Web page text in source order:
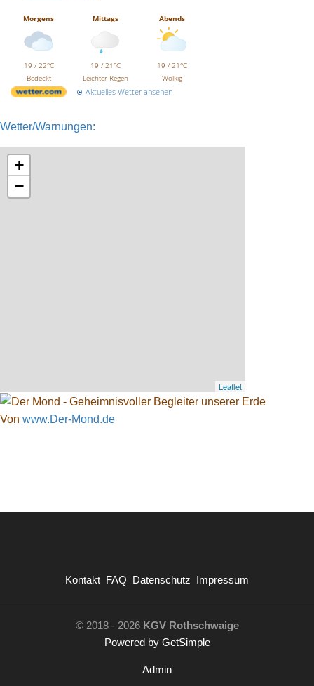
Morgens
19 / 22°C
Bedeckt
Mittags
19 / 21°C
Leichter Regen
Abends
19 / 21°C
Wolkig
Aktuelles Wetter ansehen
Wetter/Warnungen:
+
−
Leaflet
Von www.Der-Mond.de
Kontakt FAQ Datenschutz Impressum
© 2018 - 2026 KGV Rothschwaige
Powered by GetSimple
Admin